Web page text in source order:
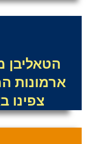
הטאליבן
ארמונות
צפינו